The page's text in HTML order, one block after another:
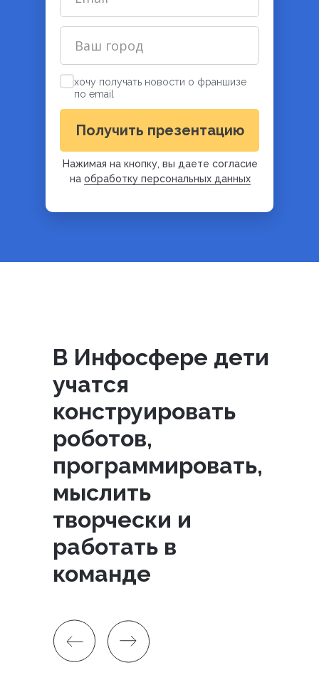
Нажимая на кнопку, вы даете согласие
на обработку персональных данных
хочу получать новости о франшизе
по email
Получить презентацию
В Инфосфере дети
учатся
конструировать
роботов,
программировать,
мыслить
творчески и
работать в
команде